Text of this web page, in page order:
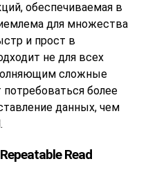
обеспечиваемая в
для множества
и прост в
не для всех
сложные
более
данных, чем
Read